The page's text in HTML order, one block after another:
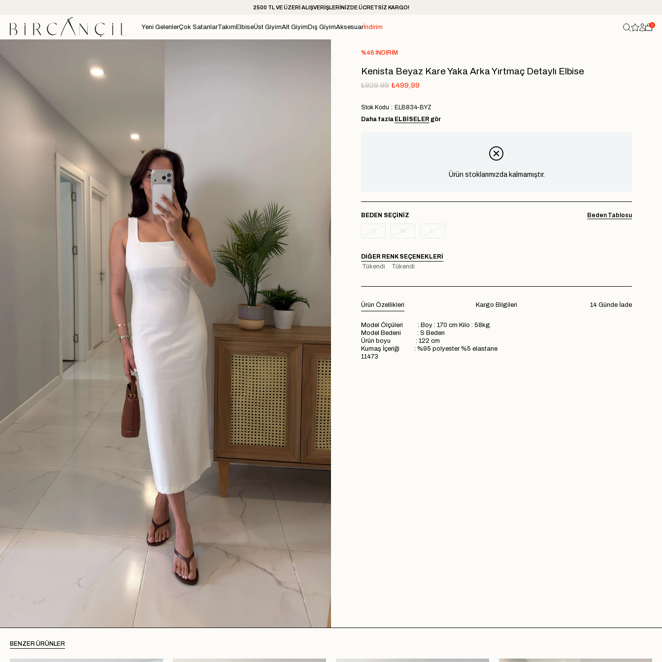
2500 TL VE ÜZERİ ALIŞVERİŞLERİNİZDE ÜCRETSİZ KARGO!
Yeni GelenlerÇok SatanlarTakım ElbiseÜst GiyimAlt Giyim Dış GiyimAksesuarİndirim 0
%46 İNDIRIM
Kenista Beyaz Kare Yaka Arka Yırtmaç Detaylı Elbise
₺929,99 ₺499,99
Stok Kodu
ELB834-BYZ
Daha fazla ELBİSELER gör
Ürün stoklarımızda kalmamıştır.
Beden Tablosu
BEDEN
DIĞER RENK SEÇENEKLERI
Tükendi
Tükendi
Ürün Özellikleri 14 Günde İade
Kargo Bilgileri
Model Ölçüleri : Boy : 170 cm Kilo : 58kg
Model Bedeni : S Beden
Ürün boyu : 122 cm
Kumaş İçeriği : %95 polyester %5 elastane
11473
BENZER ÜRÜNLER